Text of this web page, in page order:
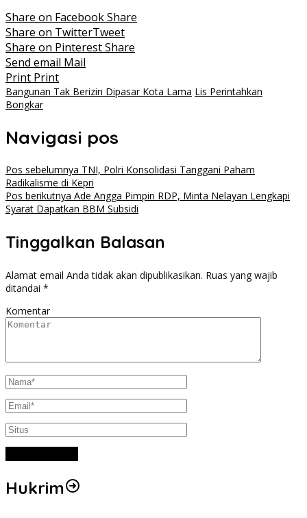
Share on FacebookShare
Share on TwitterTweet
Share on PinterestShare
Send email Mail
Print Print
Bangunan Tak Berizin Dipasar Kota Lama Lis Perintahkan
Bongkar
Navigasi pos
Pos sebelumnya TNI, Polri Konsolidasi Tanggani Paham
Radikalisme di Kepri
Pos berikutnya Ade Angga Pimpin RDP, Minta Nelayan Lengkapi
Syarat Dapatkan BBM Subsidi
Tinggalkan Balasan
Alamat email Anda tidak akan dipublikasikan. Ruas yang wajib
ditandai *
Komentar
Hukrim